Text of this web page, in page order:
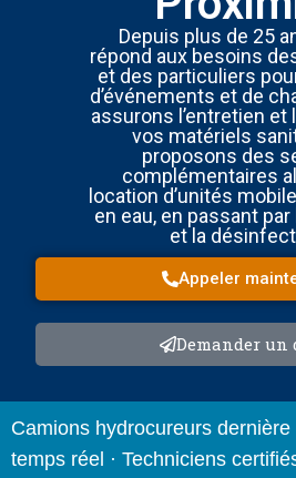
Depuis plus de 25
répond aux besoins
et des particuliers
d’événements et de
assurons l’entretien et
vos matériels
proposons des
complémentaires
location d’unités
en eau, en passant
et la
Appeler
Demander un
Camions hydrocureurs dernière
temps réel · Techniciens